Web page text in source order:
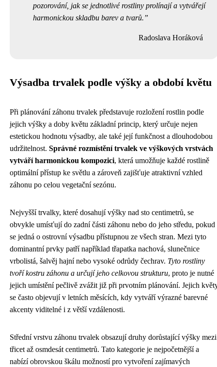
pozorování, jak se jednotlivé rostliny prolínají a vytvářejí
harmonickou skladbu barev a tvarů.
Radoslava Horáková
Výsadba trvalek podle výšky a období květu
Při plánování záhonu trvalek představuje rozložení rostlin podle
jejich výšky a doby květu základní princip, který určuje nejen
estetickou hodnotu výsadby, ale také její funkčnost a dlouhodobou
udržitelnost. Správné rozmístění trvalek ve výškových vrstvách
vytváří harmonickou kompozici, která umožňuje každé rostlině
optimální přístup ke světlu a zároveň zajišťuje atraktivní vzhled
záhonu po celou vegetační sezónu.
Nejvyšší trvalky, které dosahují výšky nad sto centimetrů, se
obvykle umísťují do zadní části záhonu nebo do jeho středu, pokud
se jedná o ostrovní výsadbu přístupnou ze všech stran. Mezi tyto
dominantní prvky patří například třapatka nachová, slunečnice
vrbolistá, šalvěj hajní nebo vysoké odrůdy čechrav. Tyto rostliny
tvoří kostru záhonu a určují jeho celkovou strukturu, proto je nutné
jejich umístění pečlivě zvážit již při prvotním plánování. Jejich
se často objevují v letních měsících, kdy vytváří výrazné barevné
akcenty viditelné i z větší vzdálenosti.
Střední vrstvu záhonu trvalek obsazují druhy dorůstající výšky mezi
třicet až osmdesát centimetrů. Tato kategorie je nejpočetnější a
nabízí obrovskou škálu možností pro vytvoření zajímavých